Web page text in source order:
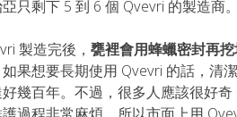
只剩下 5 到 6 個 Qvevri 的製造商。
製造完後， 甕裡會用蜂蠟密封再
果想要長期使用 Qvevri 的話，清
幾百年。不過，很多人應該很好